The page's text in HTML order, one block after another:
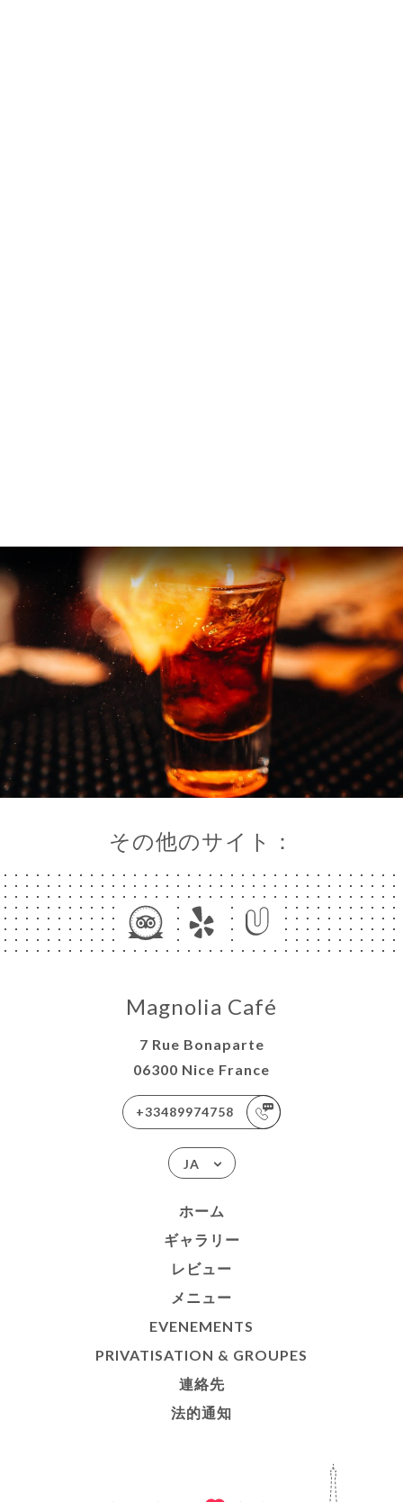
その他のサイト：
Magnolia Café
7 Rue Bonaparte
06300 Nice France
+33489974758
JA
ホーム
ギャラリー
レビュー
メニュー
EVENEMENTS
PRIVATISATION & GROUPES
連絡先
法的通知